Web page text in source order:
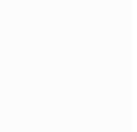
PVD
PVDGebürstet PVD
Gebürstet PVD